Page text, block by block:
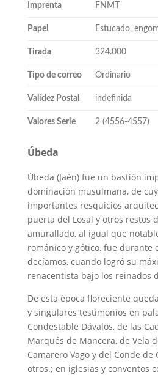
Imprenta FNMT
Papel Estucado,
Tirada 324.000
Tipo de correo Ordinario
Validez Postal indefinida
Valores Serie 2 (4556-4557)
Úbeda
Úbeda (Jaén) fue un bastión
dominación musulmana, de
importantes resquicios
puerta del Losal y otros restos
amurallado, al igual que
románico y gótico, fue durante
decíamos, cuando logró su
renacentista bajo los reinados
De esta época floreciente
y singulares testimonios en
Condestable Dávalos, de las
Marqués de Mancera, de Vela
Camarero Vago y del Conde de
otros.; en iglesias y conventos